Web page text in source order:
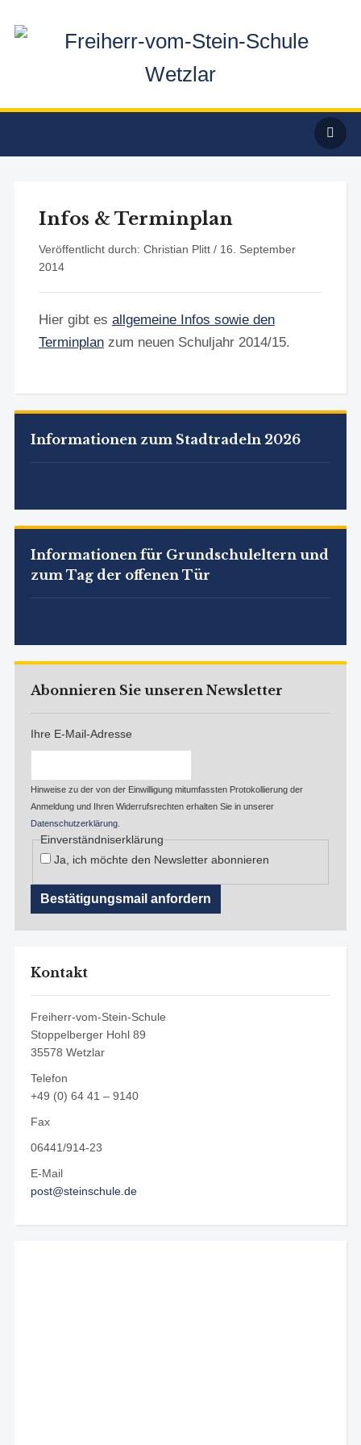
Infos & Terminplan
Veröffentlicht durch: Christian Plitt / 16. September
2014
Hier gibt es allgemeine Infos sowie den
Terminplanzum neuen Schuljahr 2014/15.
Informationen zum Stadtradeln 2026
Informationen für Grundschuleltern und
zum Tag der offenen Tür
Abonnieren Sie unseren Newsletter
Ihre E-Mail-Adresse
Hinweise zu der von der Einwilligung mitumfassten Protokollierung der
Anmeldung und Ihren Widerrufsrechten erhalten Sie in unserer
Datenschutzerklärung.
Einverständniserklärung
Ja, ich möchte den Newsletter abonnieren
Kontakt
Freiherr-vom-Stein-Schule
Stoppelberger Hohl 89
35578 Wetzlar
Telefon
+49 (0) 64 41 – 9140
Fax
06441/914-23
E-Mail
post@steinschule.de